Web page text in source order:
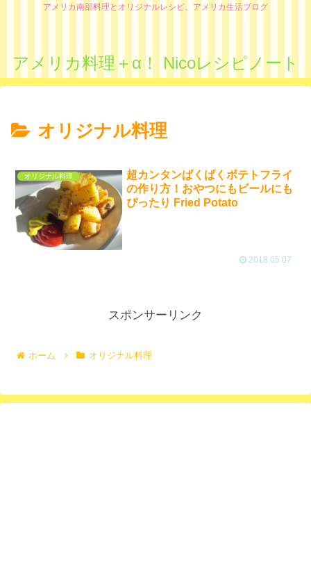
アメリカ南部料理とオリジナルレシピ、アメリカ生活ブログ
アメリカ料理＋α！ Nicoレシピノート
オリジナル料理
オリジナル料理
超カンタンぱくぱくポテトフライ
の作り方！おやつにもビールにも
ぴったり Fried Potato
2018.05.07
スポンサーリンク
ホーム オリジナル料理